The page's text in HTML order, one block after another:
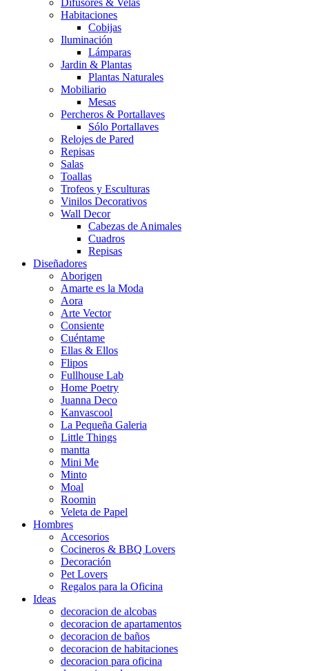
Difusores & Velas
Habitaciones
Cobijas
Iluminación
Lámparas
Jardin & Plantas
Plantas Naturales
Mobiliario
Mesas
Percheros & Portallaves
Sólo Portallaves
Relojes de Pared
Repisas
Salas
Toallas
Trofeos y Esculturas
Vinilos Decorativos
Wall Decor
Cabezas de Animales
Cuadros
Repisas
Diseñadores
Aborigen
Amarte es la Moda
Aora
Arte Vector
Consiente
Cuéntame
Ellas & Ellos
Flipos
Fullhouse Lab
Home Poetry
Juanna Deco
Kanvascool
La Pequeña Galeria
Little Things
mantta
Mini Me
Minto
Moal
Roomin
Veleta de Papel
Hombres
Accesorios
Cocineros & BBQ Lovers
Decoración
Pet Lovers
Regalos para la Oficina
Ideas
decoracion de alcobas
decoracion de apartamentos
decoracion de baños
decoracion de habitaciones
decoracion para oficina